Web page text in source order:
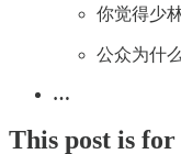
你觉得少
公众为什
…
This post is